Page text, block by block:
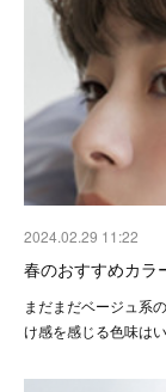
2024.02.29 11:22
春のおすすめカラ
まだまだベージュ系
け感を感じる色味は